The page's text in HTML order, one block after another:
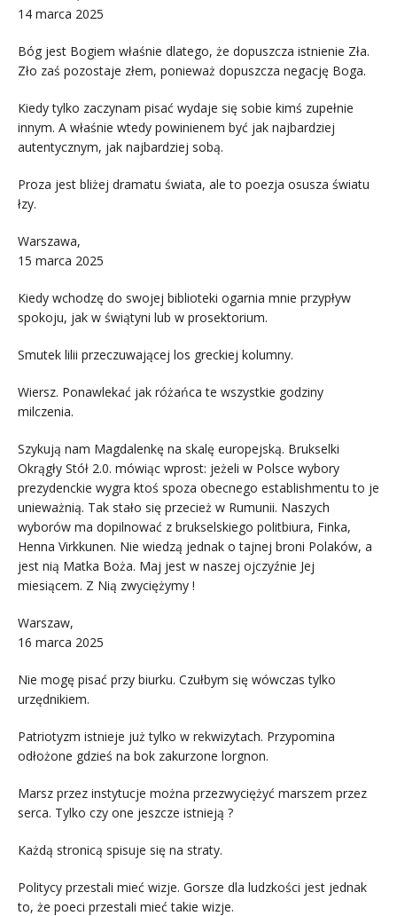
14 marca 2025
Bóg jest Bogiem właśnie dlatego, że dopuszcza istnienie Zła.
Zło zaś pozostaje złem, ponieważ dopuszcza negację Boga.
Kiedy tylko zaczynam pisać wydaje się sobie kimś zupełnie
innym. A właśnie wtedy powinienem być jak najbardziej
autentycznym, jak najbardziej sobą.
Proza jest bliżej dramatu świata, ale to poezja osusza światu
łzy.
Warszawa,
15 marca 2025
Kiedy wchodzę do swojej biblioteki ogarnia mnie przypływ
spokoju, jak w świątyni lub w prosektorium.
Smutek lilii przeczuwającej los greckiej kolumny.
Wiersz. Ponawlekać jak różańca te wszystkie godziny
milczenia.
Szykują nam Magdalenkę na skalę europejską. Brukselki
Okrągły Stół 2.0. mówiąc wprost: jeżeli w Polsce wybory
prezydenckie wygra ktoś spoza obecnego establishmentu to je
unieważnią. Tak stało się przecież w Rumunii. Naszych
wyborów ma dopilnować z brukselskiego politbiura, Finka,
Henna Virkkunen. Nie wiedzą jednak o tajnej broni Polaków, a
jest nią Matka Boża. Maj jest w naszej ojczyźnie Jej
miesiącem. Z Nią zwyciężymy !
Warszaw,
16 marca 2025
Nie mogę pisać przy biurku. Czułbym się wówczas tylko
urzędnikiem.
Patriotyzm istnieje już tylko w rekwizytach. Przypomina
odłożone gdzieś na bok zakurzone lorgnon.
Marsz przez instytucje można przezwyciężyć marszem przez
serca. Tylko czy one jeszcze istnieją ?
Każdą stronicą spisuje się na straty.
Politycy przestali mieć wizje. Gorsze dla ludzkości jest jednak
to, że poeci przestali mieć takie wizje.